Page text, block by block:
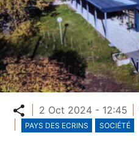
Partager
2 Oct 2024 - 12:45
PAYS DES ECRINS SOCIÉTÉ